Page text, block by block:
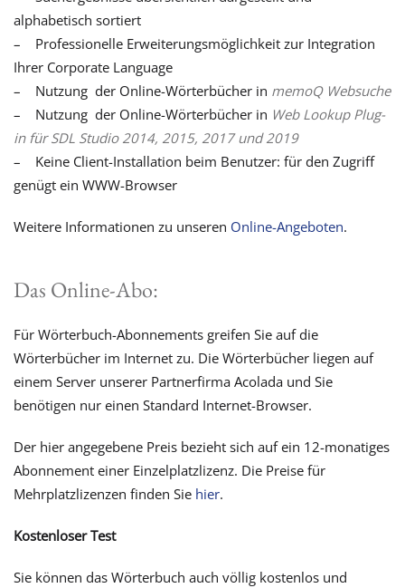
alphabetisch sortiert
– Professionelle Erweiterungsmöglichkeit zur Integration
Ihrer Corporate Language
– Nutzung der Online-Wörterbücher in memoQ Websuche
– Nutzung der Online-Wörterbücher in Web Lookup Plug-
in für SDL Studio 2014, 2015, 2017 und 2019
– Keine Client-Installation beim Benutzer: für den Zugriff
genügt ein WWW-Browser
Weitere Informationen zu unseren Online-Angeboten.
Das Online-Abo:
Für Wörterbuch-Abonnements greifen Sie auf die
Wörterbücher im Internet zu. Die Wörterbücher liegen auf
einem Server unserer Partnerfirma Acolada und Sie
benötigen nur einen Standard Internet-Browser.
Der hier angegebene Preis bezieht sich auf ein 12-monatiges
Abonnement einer Einzelplatzlizenz. Die Preise für
Mehrplatzlizenzen finden Sie hier.
Kostenloser Test
Sie können das Wörterbuch auch völlig kostenlos und